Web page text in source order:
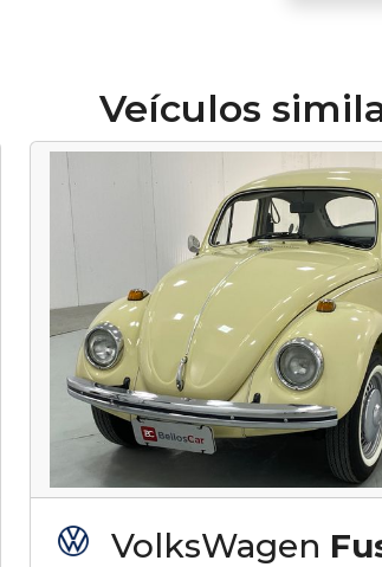
Veículos
VolksWagen